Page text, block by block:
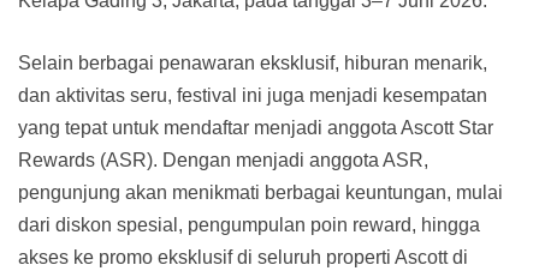
Selain berbagai penawaran eksklusif, hiburan menarik,
dan aktivitas seru, festival ini juga menjadi kesempatan
yang tepat untuk mendaftar menjadi anggota Ascott Star
Rewards (ASR). Dengan menjadi anggota ASR,
pengunjung akan menikmati berbagai keuntungan, mulai
dari diskon spesial, pengumpulan poin reward, hingga
akses ke promo eksklusif di seluruh properti Ascott di